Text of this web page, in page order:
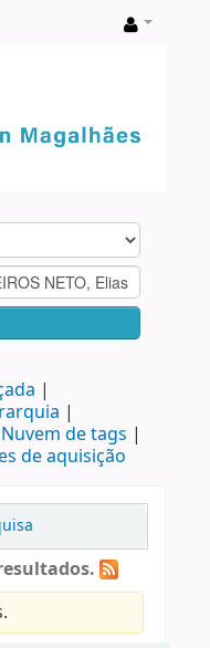
Nuvem de tags
de aquisição